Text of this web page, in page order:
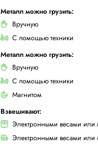
Металл можно грузить:
Вручную
С помощью техники
Металл можно грузить:
Вручную
С помощью техники
Магнитом
Взвешивают:
Электронными весами
Электронными весами или